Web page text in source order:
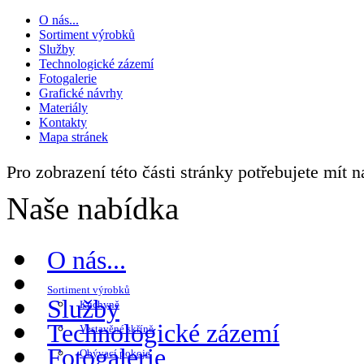
O nás...
Sortiment výrobků
Služby
Technologické zázemí
Fotogalerie
Grafické návrhy
Materiály
Kontakty
Mapa stránek
Pro zobrazení této části stránky potřebujete mít
Naše nabídka
O nás...
Sortiment výrobků
Kuchyně
Vestavěné skříně
Obývací pokoje
Služby
Technologické zázemí
Fotogalerie